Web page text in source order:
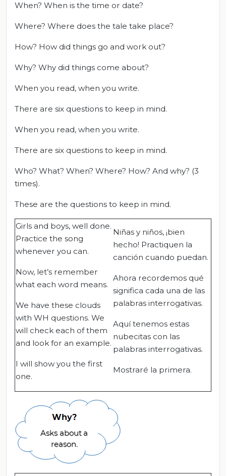
When? When is the time or date?
Where? Where does the tale take place?
How? How did things go and work out?
Why? Why did things come about?
When you read, when you write.
There are six questions to keep in mind.
When you read, when you write.
There are six questions to keep in mind.
Who? What? When? Where? How? And why? (3
times).
These are the questions to keep in mind.
Girls and boys, well done.
Practice the song
whenever you can.
Now, let’s remember
what each word means.
We have these clouds
with WH questions. We
will check each of them
and look for an example.
I will show you the first
one.
Niñas y niños, ¡bien
hecho! Practiquen la
canción cuando puedan.
Ahora recordemos qué
significa cada una de las
palabras interrogativas.
Aquí tenemos estas
nubecitas con las
palabras interrogativas.
Mostraré la primera.